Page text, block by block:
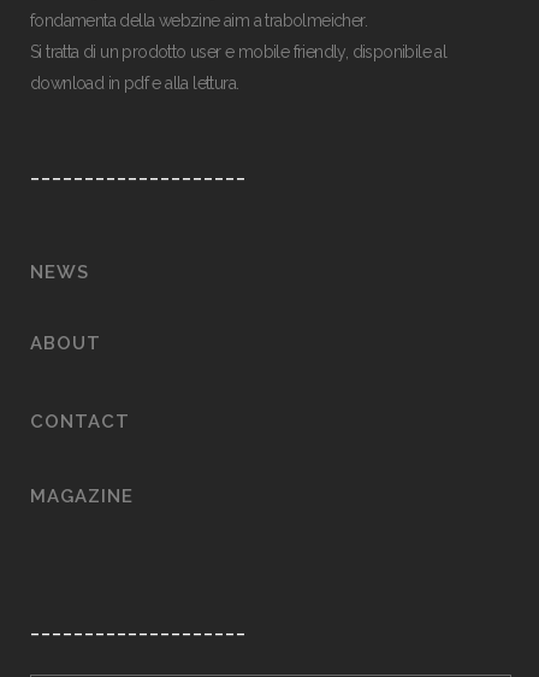
fondamenta della webzine aim a trabolmeicher.
Si tratta di un prodotto user e mobile friendly, disponibile al
download in pdf e alla lettura.
NEWS
ABOUT
CONTACT
MAGAZINE